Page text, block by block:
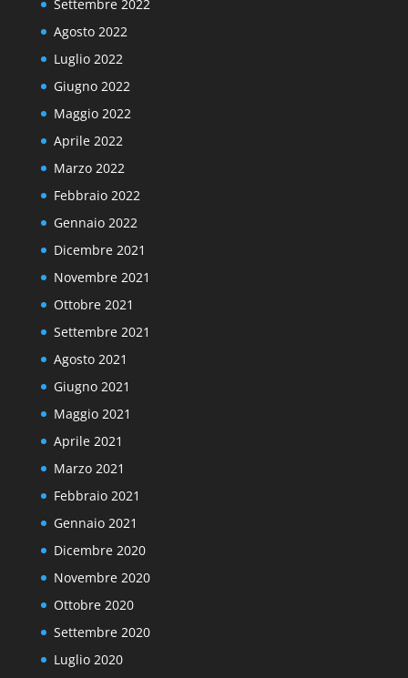
Settembre 2022
Agosto 2022
Luglio 2022
Giugno 2022
Maggio 2022
Aprile 2022
Marzo 2022
Febbraio 2022
Gennaio 2022
Dicembre 2021
Novembre 2021
Ottobre 2021
Settembre 2021
Agosto 2021
Giugno 2021
Maggio 2021
Aprile 2021
Marzo 2021
Febbraio 2021
Gennaio 2021
Dicembre 2020
Novembre 2020
Ottobre 2020
Settembre 2020
Luglio 2020